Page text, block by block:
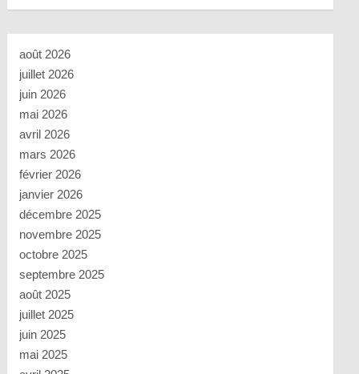
août 2026
juillet 2026
juin 2026
mai 2026
avril 2026
mars 2026
février 2026
janvier 2026
décembre 2025
novembre 2025
octobre 2025
septembre 2025
août 2025
juillet 2025
juin 2025
mai 2025